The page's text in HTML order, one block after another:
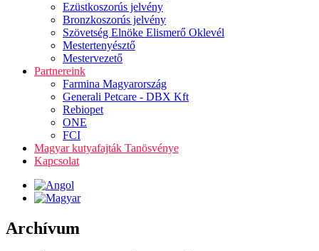
Ezüstkoszorús jelvény
Bronzkoszorús jelvény
Szövetség Elnöke Elismerő Oklevél
Mestertenyésztő
Mestervezető
Partnereink
Farmina Magyarország
Generali Petcare - DBX Kft
Rebiopet
ONE
FCI
Magyar kutyafajták Tanösvénye
Kapcsolat
Archívum